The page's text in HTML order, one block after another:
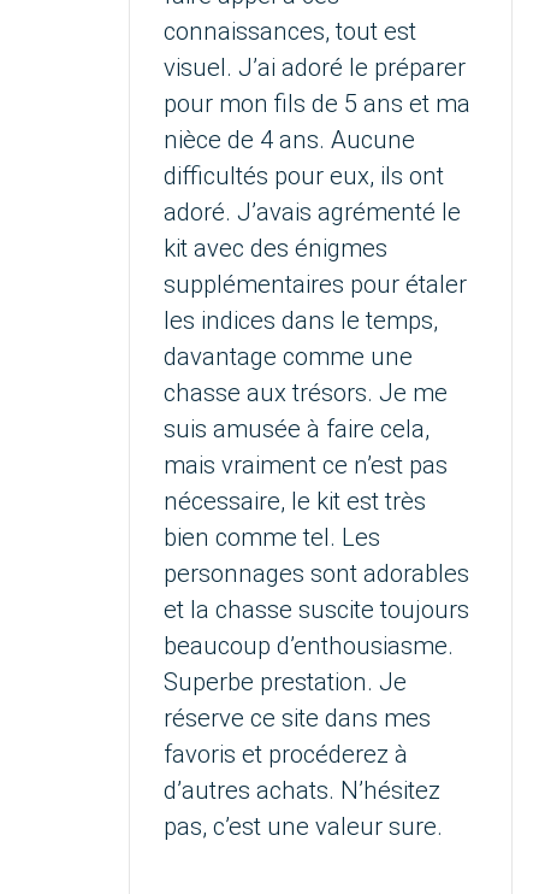
connaissances, tout est
visuel. J’ai adoré le préparer
pour mon fils de 5 ans et ma
nièce de 4 ans. Aucune
difficultés pour eux, ils ont
adoré. J’avais agrémenté le
kit avec des énigmes
supplémentaires pour étaler
les indices dans le temps,
davantage comme une
chasse aux trésors. Je me
suis amusée à faire cela,
mais vraiment ce n’est pas
nécessaire, le kit est très
bien comme tel. Les
personnages sont adorables
et la chasse suscite toujours
beaucoup d’enthousiasme.
Superbe prestation. Je
réserve ce site dans mes
favoris et procéderez à
d’autres achats. N’hésitez
pas, c’est une valeur sure.